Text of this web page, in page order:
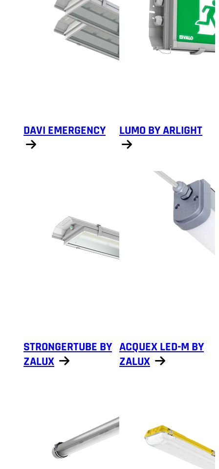
DAVI EMERGENCY LUMO BY ARLIGHT
Näytä tuotteet
STRONGERTUBE BY
ZALUX
ACQUEX LED-M BY
ZALUX